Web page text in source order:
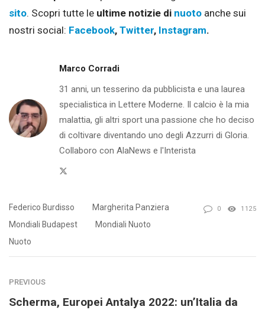
sito. Scopri tutte le ultime notizie di nuoto anche sui
nostri social: Facebook, Twitter, Instagram.
Marco Corradi
31 anni, un tesserino da pubblicista e una laurea
specialistica in Lettere Moderne. Il calcio è la mia
malattia, gli altri sport una passione che ho deciso
di coltivare diventando uno degli Azzurri di Gloria.
Collaboro con AlaNews e l'Interista
Federico Burdisso
Margherita Panziera
Mondiali Budapest
Mondiali Nuoto
Nuoto
0 1125
PREVIOUS
Scherma, Europei Antalya 2022: un’Italia da